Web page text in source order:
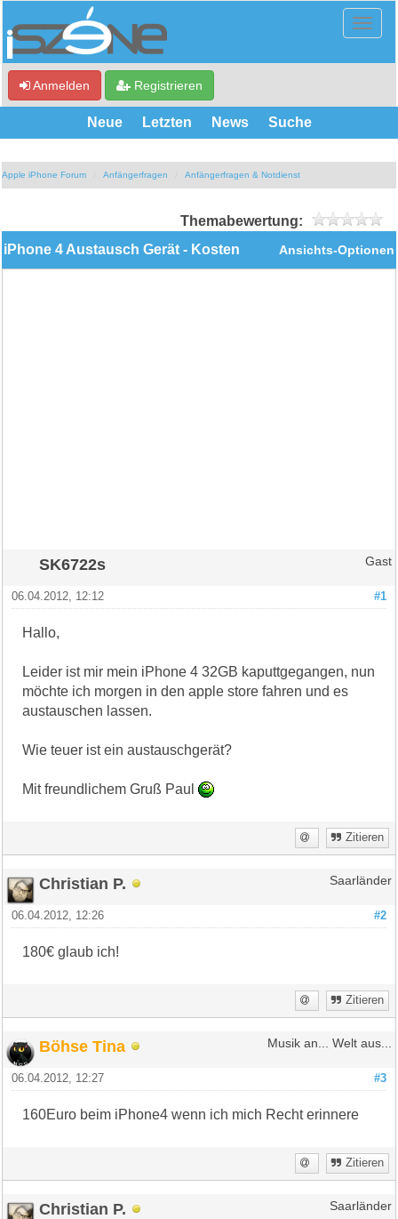
Anmelden Registrieren
Neue Letzten News Suche
Apple iPhone Forum Anfängerfragen Anfängerfragen & Notdienst
Themabewertung:
Ansichts-Optionen
iPhone 4 Austausch Gerät - Kosten
SK6722s Gast
#1
06.04.2012, 12:12
Hallo,
Leider ist mir mein iPhone 4 32GB kaputtgegangen, nun
möchte ich morgen in den apple store fahren und es
austauschen lassen.
Wie teuer ist ein austauschgerät?
Mit freundlichem Gruß Paul
Zitieren
Christian P. Saarländer
#2
06.04.2012, 12:26
180€ glaub ich!
Zitieren
Böhse Tina Musik an... Welt aus...
#3
06.04.2012, 12:27
160Euro beim iPhone4 wenn ich mich Recht erinnere
Zitieren
Christian P. Saarländer